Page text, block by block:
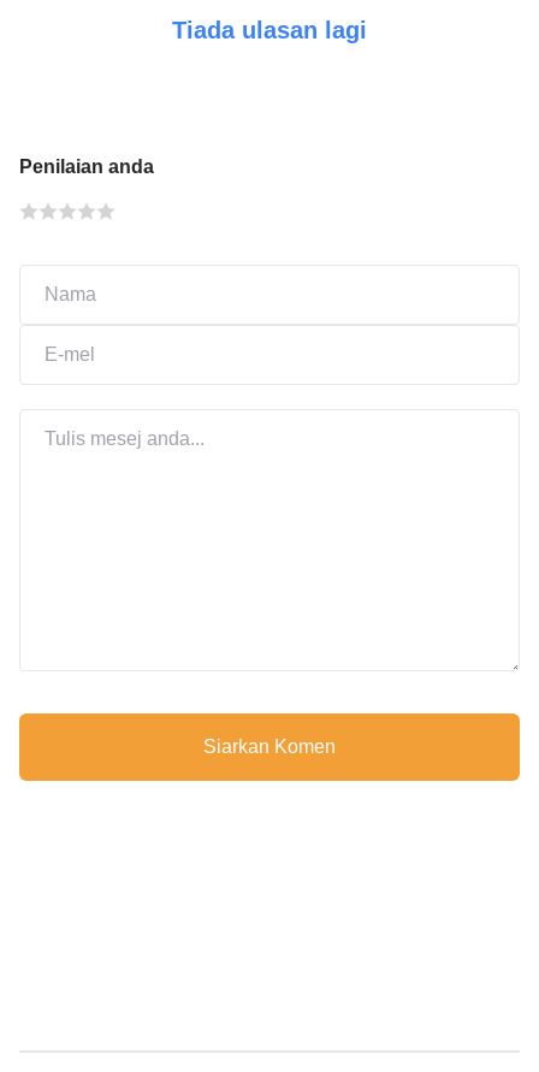
Tiada ulasan lagi
Penilaian anda
Siarkan Komen